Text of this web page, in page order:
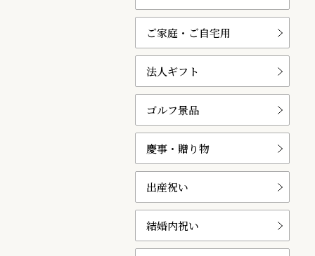
ご家庭・ご自宅用
法人ギフト
ゴルフ景品
慶事・贈り物
出産祝い
結婚内祝い